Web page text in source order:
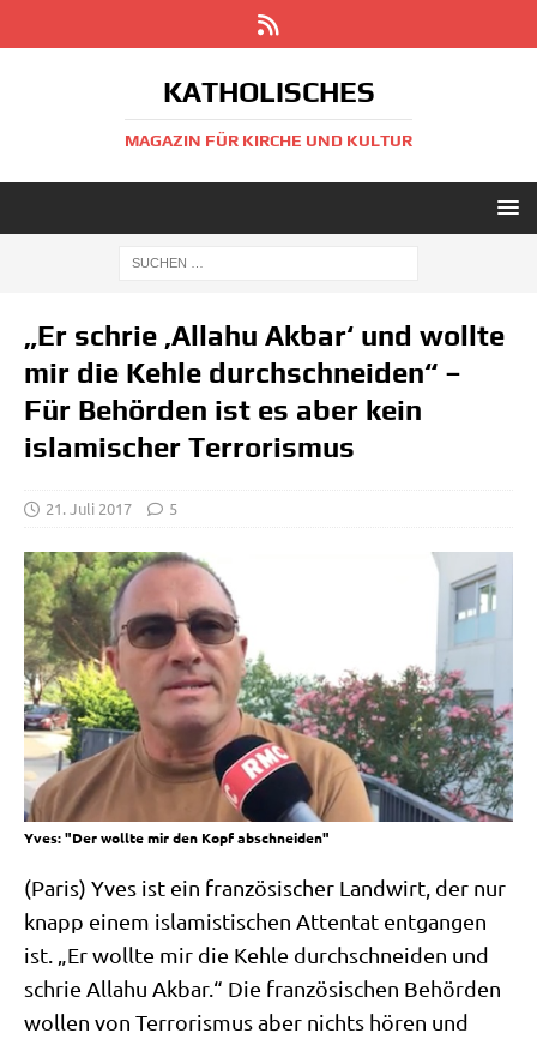
KATHOLISCHES
MAGAZIN FÜR KIRCHE UND KULTUR
„Er schrie ‚Allahu Akbar‘ und wollte
mir die Kehle durchschneiden“ –
Für Behörden ist es aber kein
islamischer Terrorismus
21. Juli 2017 5
Yves: "Der wollte mir den Kopf abschneiden"
(Paris) Yves ist ein fran­zö­si­scher Land­wirt, der nur
knapp einem isla­mi­sti­schen Atten­tat ent­gan­gen
ist. „Er woll­te mir die Keh­le durch­schnei­den und
schrie Alla­hu Akbar.“ Die fran­zö­si­schen Behör­den
wol­len von Ter­ro­ris­mus aber nichts hören und